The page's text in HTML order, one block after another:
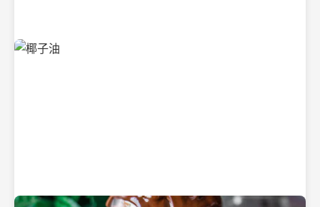
清凉解渴的椰子水
纯净的初榨椰子油